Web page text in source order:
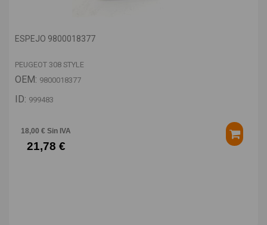
ESPEJO 9800018377
PEUGEOT 308 STYLE
OEM: 9800018377
ID: 999483
18,00 € Sin IVA
21,78 €